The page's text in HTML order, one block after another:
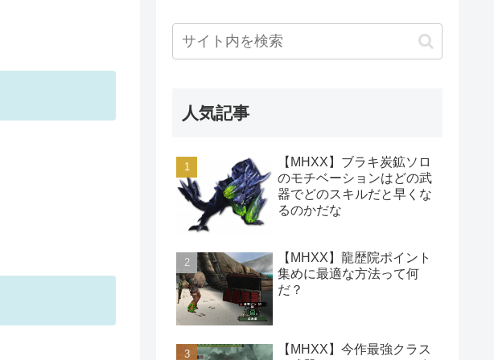
人気記事
【MHXX】ブラキ炭鉱ソロ
のモチベーションはどの武
器でどのスキルだと早くな
るのかだな
【MHXX】龍歴院ポイント
集めに最適な方法って何
だ？
【MHXX】今作最強クラス